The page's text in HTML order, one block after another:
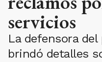
servicios
La defensora
brindó detalles